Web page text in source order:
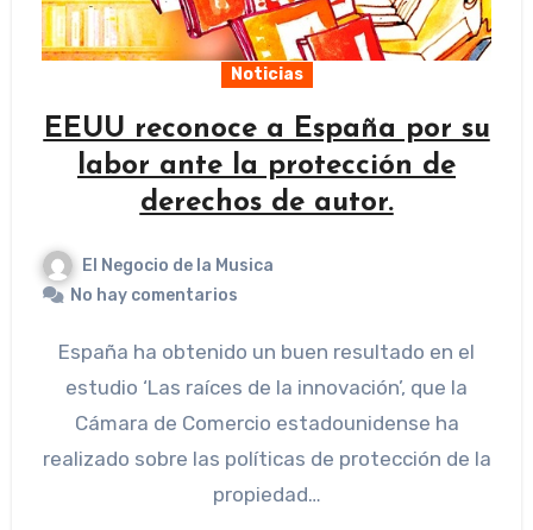
Noticias
EEUU reconoce a España por su
labor ante la protección de
derechos de autor.
El Negocio de la Musica
No hay comentarios
España ha obtenido un buen resultado en el
estudio ‘Las raíces de la innovación’, que la
Cámara de Comercio estadounidense ha
realizado sobre las políticas de protección de la
propiedad…